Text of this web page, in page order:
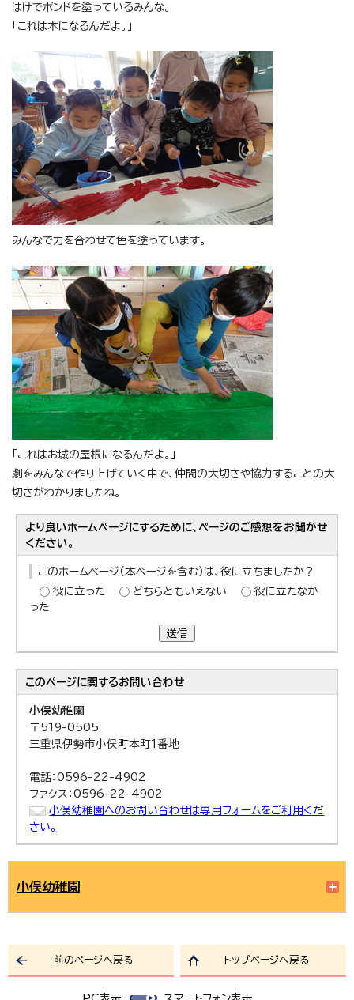
はけでボンドを塗っているみんな。
「これは木になるんだよ。」
みんなで力を合わせて色を塗っています。
「これはお城の屋根になるんだよ。」
劇をみんなで作り上げていく中で、仲間の大切さや協力することの大
切さがわかりましたね。
より良いホームページにするために、ページのご感想をお聞かせ
ください。
このホームページ（本ページを含む）は、役に立ちましたか？
役に立った
どちらともいえない
役に立たなか
った
送信
このページに関するお問い合わせ
小俣幼稚園
〒519-0505
三重県伊勢市小俣町本町1番地
電話：0596-22-4902
ファクス：0596-22-4902
小俣幼稚園へのお問い合わせは専用フォームをご利用くだ
さい。
小俣幼稚園
前のページへ戻る トップページへ戻る